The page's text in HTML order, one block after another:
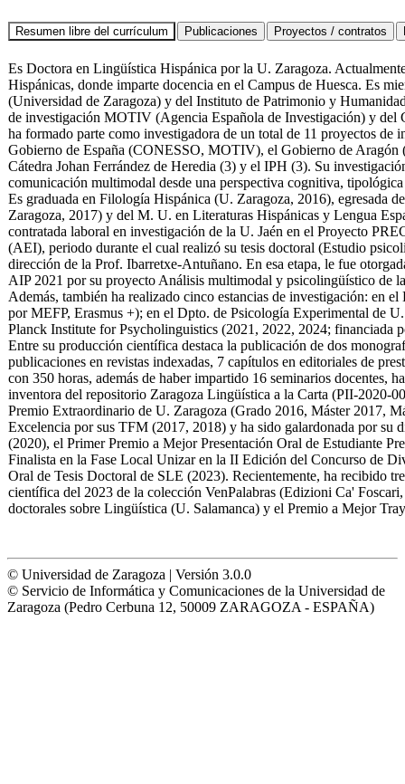
Es Doctora en Lingüística Hispánica por la U. Zaragoza.
Hispánicas, donde imparte docencia en el Campus de Huesca. Es
(Universidad de Zaragoza) y del Instituto de Patrimonio y
de investigación MOTIV (Agencia Española de Investigación) y
ha formado parte como investigadora de un total de 11 proyectos
Gobierno de España (CONESSO, MOTIV), el Gobierno de
Cátedra Johan Ferrández de Heredia (3) y el IPH (3). Su
comunicación multimodal desde una perspectiva cognitiva,
Es graduada en Filología Hispánica (U. Zaragoza, 2016), egresada
Zaragoza, 2017) y del M. U. en Literaturas Hispánicas y Lengua
contratada laboral en investigación de la U. Jaén en el Proyecto
(AEI), periodo durante el cual realizó su tesis doctoral (Estudio
dirección de la Prof. Ibarretxe-Antuñano. En esa etapa, le fue
AIP 2021 por su proyecto Análisis multimodal y psicolingüístico de
Además, también ha realizado cinco estancias de investigación: en
por MEFP, Erasmus +); en el Dpto. de Psicología Experimental de
Planck Institute for Psycholinguistics (2021, 2022, 2024; financiada
Entre su producción científica destaca la publicación de dos
publicaciones en revistas indexadas, 7 capítulos en editoriales de
con 350 horas, además de haber impartido 16 seminarios docentes,
inventora del repositorio Zaragoza Lingüística a la Carta (PII-2020-
Premio Extraordinario de U. Zaragoza (Grado 2016, Máster 2017,
Excelencia por sus TFM (2017, 2018) y ha sido galardonada por su
(2020), el Primer Premio a Mejor Presentación Oral de Estudiante
Finalista en la Fase Local Unizar en la II Edición del Concurso de
Oral de Tesis Doctoral de SLE (2023). Recientemente, ha recibido
científica del 2023 de la colección VenPalabras (Edizioni Ca'
doctorales sobre Lingüística (U. Salamanca) y el Premio a Mejor
© Universidad de Zaragoza | Versión 3.0.0
© Servicio de Informática y Comunicaciones de la Universidad de
Zaragoza (Pedro Cerbuna 12, 50009 ZARAGOZA - ESPAÑA)